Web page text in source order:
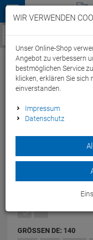
Menü
Beco Sealife
blau/grün
Der Beco Sealife Shorty
Look und schützt Dich
BLAU/GRÜN
GRÖSSEN DE: 140
WIR VERWENDEN
Unser Online-Shop
Angebot zu verbessern
bestmöglichen Service
klicken, erklären Sie
einverstanden.
Impressum
Datenschutz